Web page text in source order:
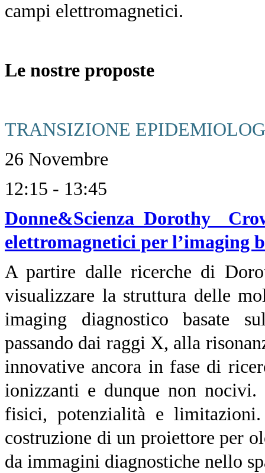
campi elettromagnetici.
Le nostre proposte
TRANSIZIONE
26 Novembre
12:15 - 13:45
Donne&Scienza_Dorothy
elettromagnetici per l’imaging
A partire dalle ricerche di
visualizzare la struttura delle
imaging diagnostico basate
passando dai raggi X, alla
innovative ancora in fase di
ionizzanti e dunque non
fisici, potenzialità e
costruzione di un proiettore per
da immagini diagnostiche nello